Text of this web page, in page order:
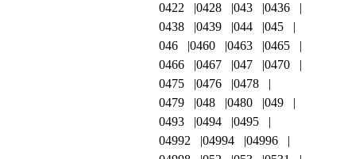
0422
0428 043
0436
0438
0439 044
045
046
0460 0463
0465
0466
0467 047
0470
0475
0476
0478
0479
048 0480
049
0493
0494
0495
04992
04994
04996